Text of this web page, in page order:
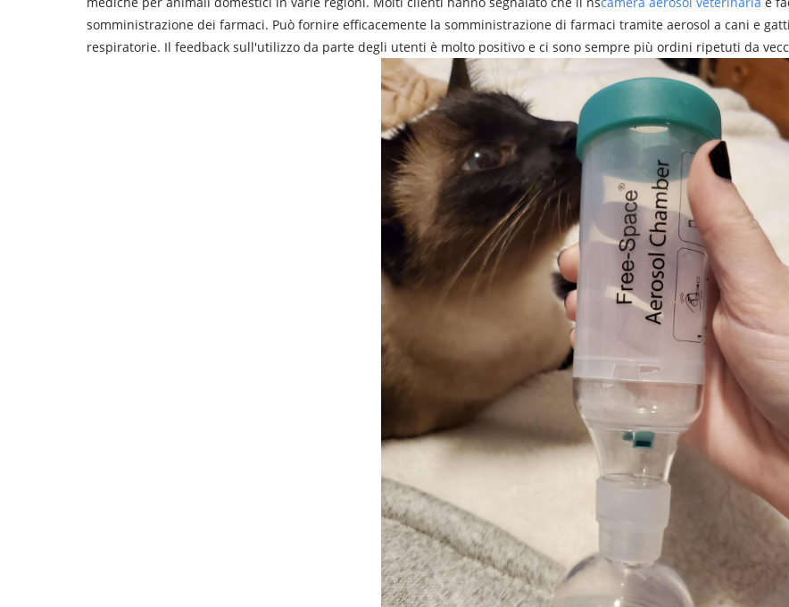
somministrazione dei farmaci. Può fornire efficacemente la somministrazione di farmaci tramite aerosol a cani e
respiratorie. Il feedback sull'utilizzo da parte degli utenti è molto positivo e ci sono sempre più ordini ripetuti da